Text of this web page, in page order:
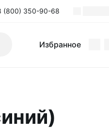
Поиск
(800) 350-90-68
Избранное